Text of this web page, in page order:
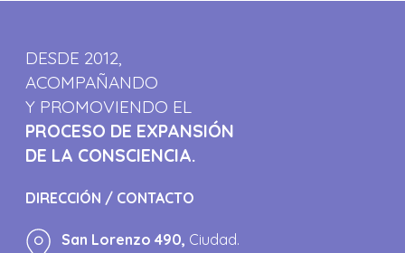
DESDE 2012,
ACOMPAÑANDO
Y PROMOVIENDO EL
PROCESO DE EXPANSIÓN
DE LA CONSCIENCIA.
DIRECCIÓN / CONTACTO
San Lorenzo 490, Ciudad.